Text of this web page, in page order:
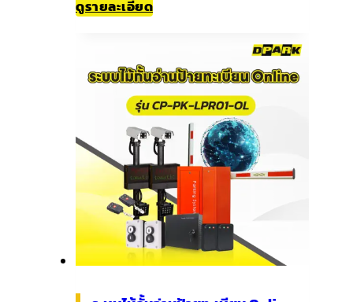
ดูรายละเอียด